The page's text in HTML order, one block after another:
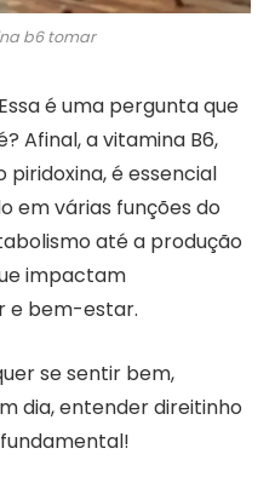
b6 tomar
é uma pergunta que
Afinal, a vitamina B6,
é essencial
em várias funções do
até a produção
impactam
e bem-estar.
se sentir bem,
dia, entender direitinho